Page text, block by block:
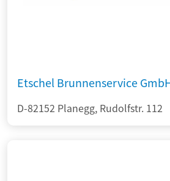
Etschel Brunnenservice
D-82152 Planegg, Rudolfstr. 112